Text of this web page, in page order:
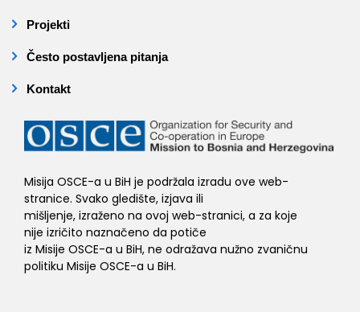
Projekti
Često postavljena pitanja
Kontakt
Misija OSCE-a u BiH je podržala izradu ove web-
stranice. Svako gledište, izjava ili
mišljenje, izraženo na ovoj web-stranici, a za koje
nije izričito naznačeno da potiče
iz Misije OSCE-a u BiH, ne odražava nužno zvaničnu
politiku Misije OSCE-a u BiH.